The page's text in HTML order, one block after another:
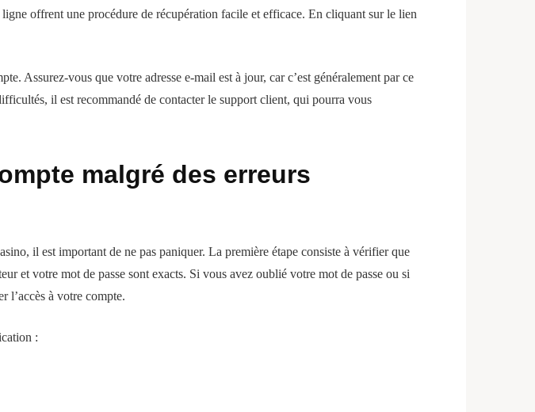
offrent une procédure de récupération facile et efficace. En cliquant sur le lien
Assurez-vous que votre adresse e-mail est à jour, car c’est généralement par ce
il est recommandé de contacter le support client, qui pourra vous
malgré des erreurs
il est important de ne pas paniquer. La première étape consiste à vérifier que
et votre mot de passe sont exacts. Si vous avez oublié votre mot de passe ou si
l’accès à votre compte.
: